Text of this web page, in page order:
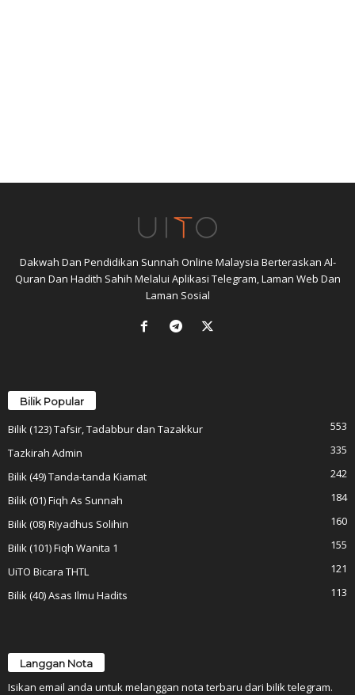
Dakwah Dan Pendidikan Sunnah Online Malaysia Berteraskan Al-
Quran Dan Hadith Sahih Melalui Aplikasi Telegram, Laman Web Dan
Laman Sosial
Bilik Popular
Bilik (123) Tafsir, Tadabbur dan Tazakkur
553
Tazkirah Admin
335
Bilik (49) Tanda-tanda Kiamat
242
Bilik (01) Fiqh As Sunnah
184
Bilik (08) Riyadhus Solihin
160
Bilik (101) Fiqh Wanita 1
155
UiTO Bicara THTL
121
Bilik (40) Asas Ilmu Hadits
113
Langgan Nota
Isikan email anda untuk melanggan nota terbaru dari bilik telegram.